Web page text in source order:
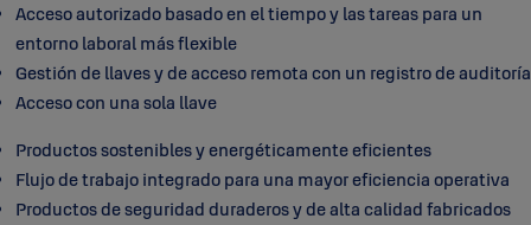
Acceso autorizado basado en el tiempo y las tareas para un
entorno laboral más flexible
Gestión de llaves y de acceso remota con un registro de auditoría
Acceso con una sola llave
Productos sostenibles y energéticamente eficientes
Flujo de trabajo integrado para una mayor eficiencia operativa
Productos de seguridad duraderos y de alta calidad fabricados